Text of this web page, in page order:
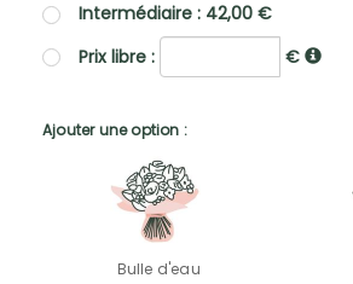
Intermédiaire : 42,00 €
Prix libre :
€
Ajouter une option :
Bulle d'eau